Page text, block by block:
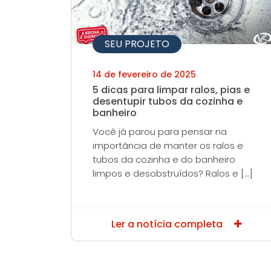
SEU PROJETO
14 de fevereiro de 2025
5 dicas para limpar ralos, pias e
desentupir tubos da cozinha e
banheiro
Você já parou para pensar na
importância de manter os ralos e
tubos da cozinha e do banheiro
limpos e desobstruídos? Ralos e […]
Ler a notícia completa